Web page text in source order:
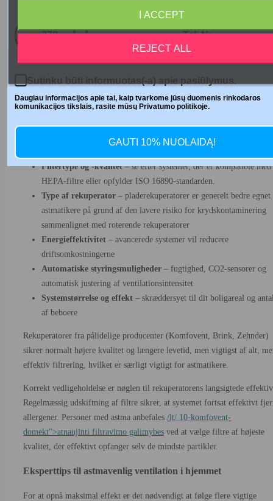
sikrer konstant luftudskiftning uden manuel indgriben
Valg og vedligeholdelse af den rigtige
rekuperator til astma
og vedligeholde et rekonvalescenssystem korrekt. Her er de vigtigste
Når du vælger en rekuperator, er det værd at overveje:
Filtertype og -kvalitet– se efter systemer, der er kompatible med
HEPA-filtre eller opfylder ISO 16890-standarden.
Type af rekuperator – pladerekuperatorer er generelt bedre
astmatikere på grund af den lavere risiko for krydskontaminering
sammenlignet med roterende rekuperatorer
Energieffektivitet – avancerede systemer vil reducere
driftsomkostningerne
Automatiske styringsmuligheder – fugtighed, CO2-sensorer og
automatisk justering af ventilationsintensitet
Systemstørrelse og effekt – skræddersyet til dit boligareal og
af beboere
Rekuperatorer fra pålidelige producenter (Komfovent, Brink, Zehnder)
sikrer normalt højere kvalitet og længere levetid, men vigtigst af alt,
effektiv filtrering, hvilket er særligt vigtigt for astmatikere.
Korrekt vedligeholdelse er nøglen til rekuperatorens langsigtede
Regelmæssig udskiftning af filtre sikrer, at systemet fortsat effektivt
allergener. Personer med astma anbefales /lt/ 10-komfovent-
domekt">atnaujinti filtravimo galimybes ved at vælge filtre af højeste
kvalitet, der effektivt opfanger selv de mindste partikler.
Eksperttips til astmavenlig ventilation i hjemmet
For at opnå maksimal effekt er det nødvendigt at følge flere vigtige
REJECT ALL
I ACCEPT
+370
Sutinku būti informuotas(-a) apie pasiūlymus.
Daugiau informacijos apie tai, kaip tvarkome jūsų duomenis rinkodaros
komunikacijos tikslais, rasite mūsų Privatumo politikoje.
GAUTI 10% NUOLAIDĄ!